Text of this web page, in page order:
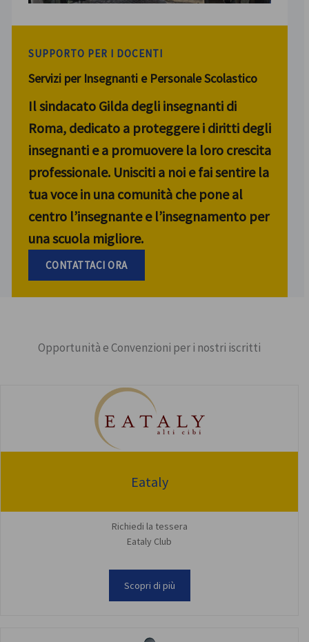
SUPPORTO PER I DOCENTI
Servizi per Insegnanti e Personale Scolastico
Il sindacato Gilda degli insegnanti di
Roma, dedicato a proteggere i diritti degli
insegnanti e a promuovere la loro crescita
professionale. Unisciti a noi e fai sentire la
tua voce in una comunità che pone al
centro l’insegnante e l’insegnamento per
una scuola migliore.
CONTATTACI ORA
Opportunità e Convenzioni per i nostri iscritti
Eataly
Richiedi la tessera
Eataly Club
Scopri di più